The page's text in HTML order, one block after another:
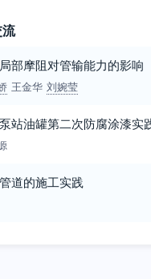
部摩阻对管输能力的影响
王金华 刘婉莹
站油罐第二次防腐涂漆实
道的施工实践